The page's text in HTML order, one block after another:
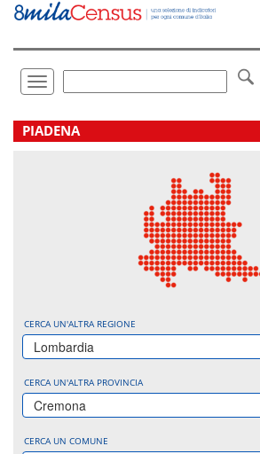
Vai
direttamente
Toggle
navigation
.
PIADENA
CERCA UN'ALTRA REGIONE
Lombardia
CERCA UN'ALTRA PROVINCIA
Cremona
CERCA UN COMUNE